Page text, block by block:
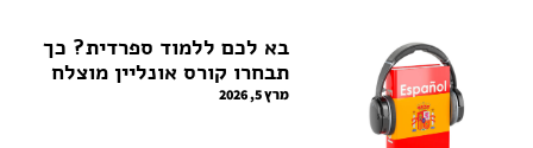
בא לכם ללמוד ספרדית? כך
תבחרו קורס אונליין מוצלח
מרץ 5, 2026